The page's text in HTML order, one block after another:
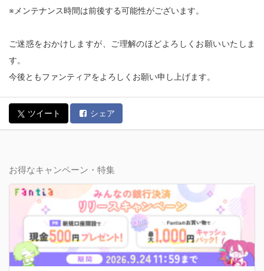
※メンテナンス時間は前後する可能性がございます。
ご迷惑をおかけしますが、ご理解のほどよろしくお願いいたしま
す。
今後ともファンティアをよろしくお願い申し上げます。
ツイート シェア
お得なキャンペーン・特集